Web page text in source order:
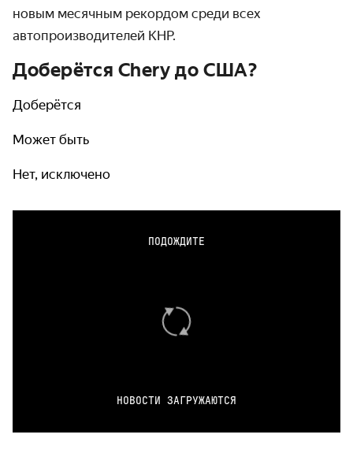
новым месячным рекордом среди всех
автопроизводителей КНР.
Доберётся Chery до США?
Доберётся
Может быть
Нет, исключено
ПОДОЖДИТЕ
НОВОСТИ ЗАГРУЖАЮТСЯ